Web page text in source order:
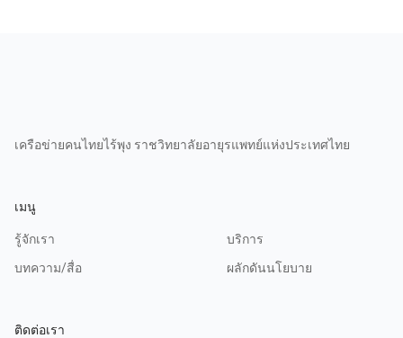
เครือข่ายคนไทยไร้พุง ราชวิทยาลัยอายุรแพทย์แห่งประเทศไทย
เมนู
รู้จักเรา
บริการ
บทความ/สื่อ
ผลักดันนโยบาย
ติดต่อเรา